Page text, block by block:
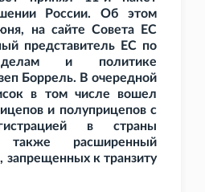
России. Об этом
на сайте Совета ЕС
представитель ЕС по
делам и политике
Боррель. В очередной
в том числе вошел
и полуприцепов с
в страны
расширенный
запрещенных к транзиту